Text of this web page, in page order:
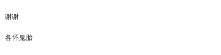
谢谢
各怀鬼胎